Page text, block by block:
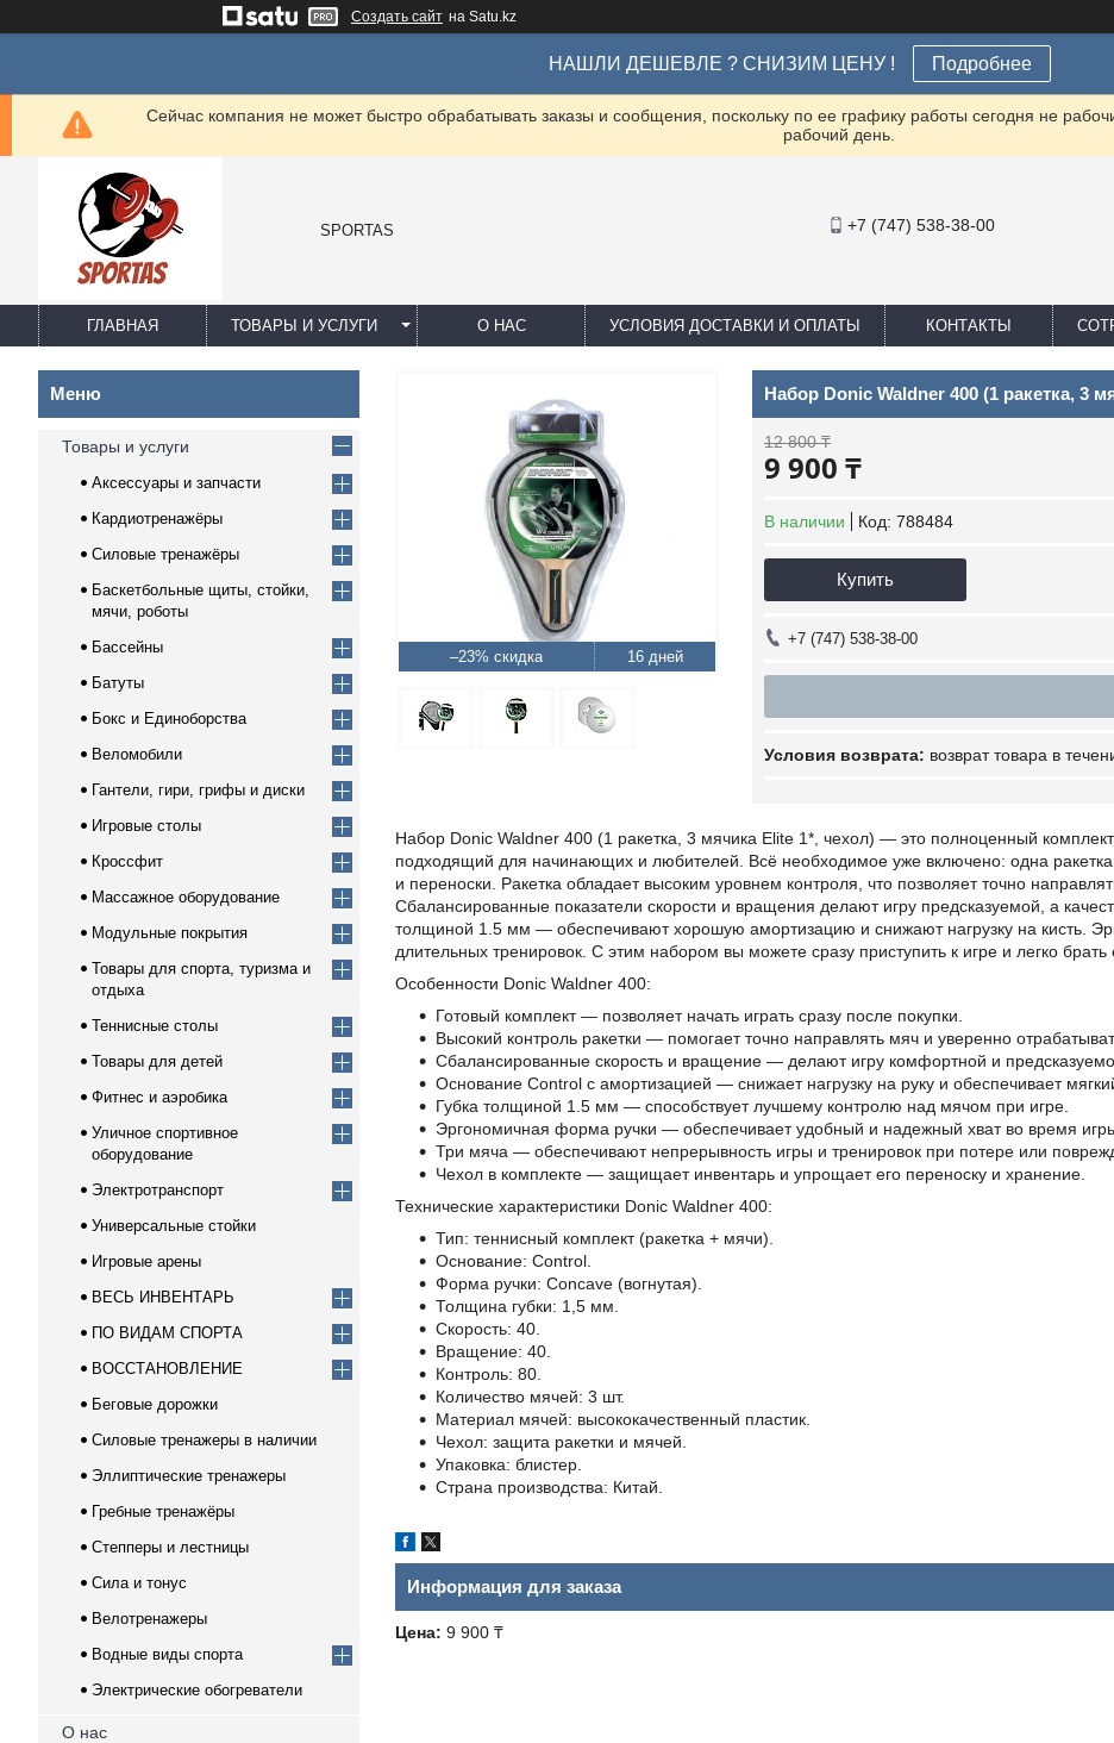
Создать сайт на Satu.kz
НАШЛИ ДЕШЕВЛЕ ? СНИЗИМ ЦЕНУ ! Подробнее
Сейчас компания не может быстро обрабатывать заказы и сообщения, поскольку по ее графику работы сегодня не
рабочий день.
SPORTAS +7 (747) 538-38-00
ГЛАВНАЯ ТОВАРЫ И УСЛУГИ О НАС УСЛОВИЯ ДОСТАВКИ И ОПЛАТЫ КОНТАКТЫ
–23% 16 дней
Набор Donic Waldner 400 (1 ракетка, 3
12 800 ₸
9 900 ₸
В наличии Код: 788484
Купить
+7 (747) 538-38-00
возврат товара в
Набор Donic Waldner 400 (1 ракетка, 3 мячика Elite 1*, чехол) — это полноценный
подходящий для начинающих и любителей. Всё необходимое уже включено: одна
и переноски. Ракетка обладает высоким уровнем контроля, что позволяет точно
Сбалансированные показатели скорости и вращения делают игру предсказуемой, а
толщиной 1.5 мм — обеспечивают хорошую амортизацию и снижают нагрузку на кисть.
длительных тренировок. С этим набором вы можете сразу приступить к игре и легко брать
Особенности Donic Waldner 400:
Готовый комплект — позволяет начать играть сразу после покупки.
Высокий контроль ракетки — помогает точно направлять мяч и уверенно
Сбалансированные скорость и вращение — делают игру комфортной и
Основание Control с амортизацией — снижает нагрузку на руку и обеспечивает
Губка толщиной 1.5 мм — способствует лучшему контролю над мячом при игре.
Эргономичная форма ручки — обеспечивает удобный и надежный хват во время
Три мяча — обеспечивают непрерывность игры и тренировок при потере или
Чехол в комплекте — защищает инвентарь и упрощает его переноску и хранение.
Технические характеристики Donic Waldner 400:
Тип: теннисный комплект (ракетка + мячи).
Основание: Control.
Форма ручки: Concave (вогнутая).
Толщина губки: 1,5 мм.
Скорость: 40.
Вращение: 40.
Контроль: 80.
Количество мячей: 3 шт.
Материал мячей: высококачественный пластик.
Чехол: защита ракетки и мячей.
Упаковка: блистер.
Страна производства: Китай.
Информация для заказа
Цена: 9 900 ₸
Товары и услуги
Аксессуары и запчасти
Кардиотренажёры
Силовые тренажёры
Баскетбольные щиты, стойки,
мячи, роботы
Бассейны
Батуты
Бокс и Единоборства
Веломобили
Гантели, гири, грифы и диски
Игровые столы
Кроссфит
Массажное оборудование
Модульные покрытия
Товары для спорта, туризма и
отдыха
Теннисные столы
Товары для детей
Фитнес и аэробика
Уличное спортивное
оборудование
Электротранспорт
Универсальные стойки
Игровые арены
ВЕСЬ ИНВЕНТАРЬ
ПО ВИДАМ СПОРТА
ВОССТАНОВЛЕНИЕ
Беговые дорожки
Силовые тренажеры в наличии
Эллиптические тренажеры
Гребные тренажёры
Степперы и лестницы
Сила и тонус
Велотренажеры
Водные виды спорта
Электрические обогреватели
О нас